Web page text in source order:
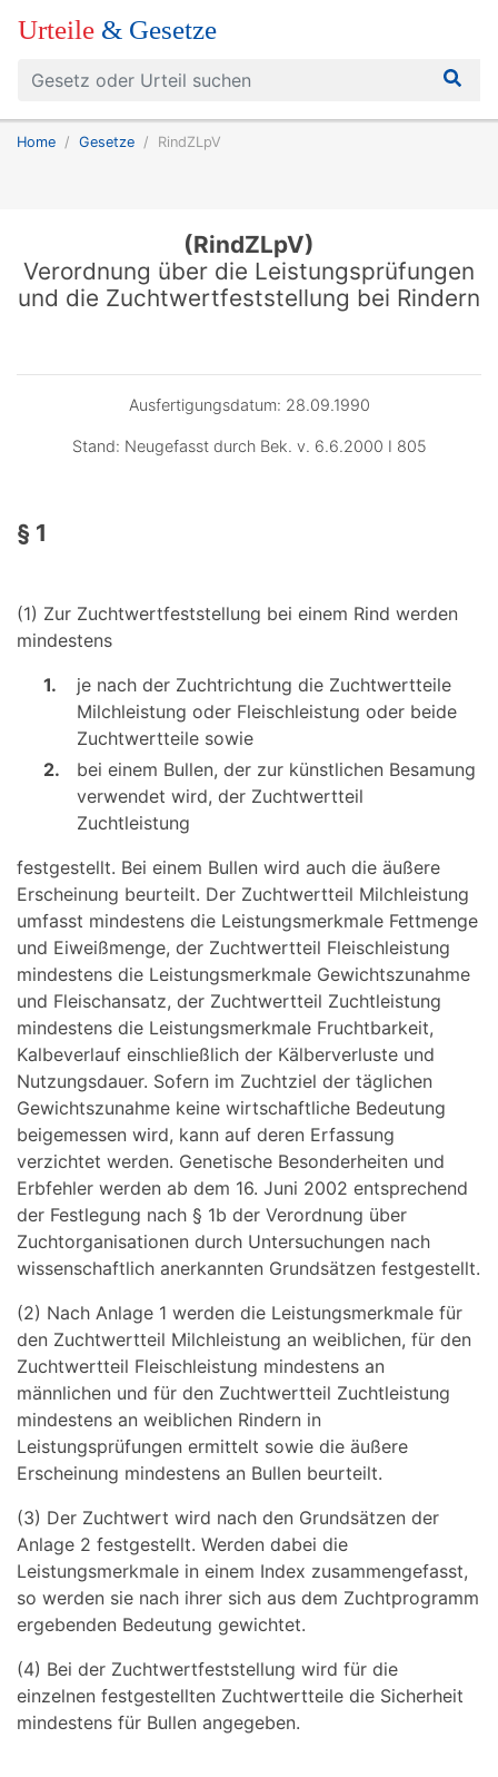
Urteile & Gesetze
Home Gesetze RindZLpV
(RindZLpV)
Verordnung über die Leistungsprüfungen
und die Zuchtwertfeststellung bei Rindern
Ausfertigungsdatum: 28.09.1990
Stand: Neugefasst durch Bek. v. 6.6.2000 I 805
§ 1
(1) Zur Zuchtwertfeststellung bei einem Rind werden
mindestens
1.
je nach der Zuchtrichtung die Zuchtwertteile
Milchleistung oder Fleischleistung oder beide
Zuchtwertteile sowie
2.
bei einem Bullen, der zur künstlichen Besamung
verwendet wird, der Zuchtwertteil
Zuchtleistung
festgestellt. Bei einem Bullen wird auch die äußere
Erscheinung beurteilt. Der Zuchtwertteil Milchleistung
umfasst mindestens die Leistungsmerkmale Fettmenge
und Eiweißmenge, der Zuchtwertteil Fleischleistung
mindestens die Leistungsmerkmale Gewichtszunahme
und Fleischansatz, der Zuchtwertteil Zuchtleistung
mindestens die Leistungsmerkmale Fruchtbarkeit,
Kalbeverlauf einschließlich der Kälberverluste und
Nutzungsdauer. Sofern im Zuchtziel der täglichen
Gewichtszunahme keine wirtschaftliche Bedeutung
beigemessen wird, kann auf deren Erfassung
verzichtet werden. Genetische Besonderheiten und
Erbfehler werden ab dem 16. Juni 2002 entsprechend
der Festlegung nach § 1b der Verordnung über
Zuchtorganisationen durch Untersuchungen nach
wissenschaftlich anerkannten Grundsätzen festgestellt.
(2) Nach Anlage 1 werden die Leistungsmerkmale für
den Zuchtwertteil Milchleistung an weiblichen, für den
Zuchtwertteil Fleischleistung mindestens an
männlichen und für den Zuchtwertteil Zuchtleistung
mindestens an weiblichen Rindern in
Leistungsprüfungen ermittelt sowie die äußere
Erscheinung mindestens an Bullen beurteilt.
(3) Der Zuchtwert wird nach den Grundsätzen der
Anlage 2 festgestellt. Werden dabei die
Leistungsmerkmale in einem Index zusammengefasst,
so werden sie nach ihrer sich aus dem Zuchtprogramm
ergebenden Bedeutung gewichtet.
(4) Bei der Zuchtwertfeststellung wird für die
einzelnen festgestellten Zuchtwertteile die Sicherheit
mindestens für Bullen angegeben.